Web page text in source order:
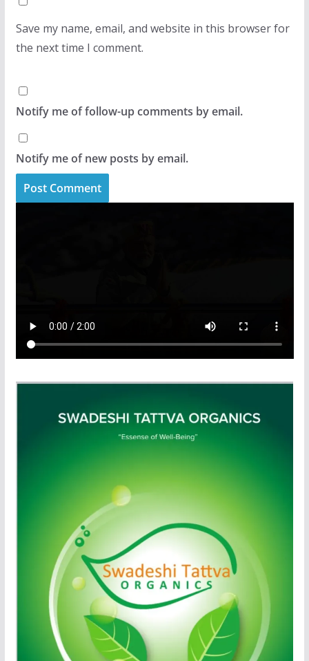
Save my name, email, and website in this browser for
the next time I comment.
Notify me of follow-up comments by email.
Notify me of new posts by email.